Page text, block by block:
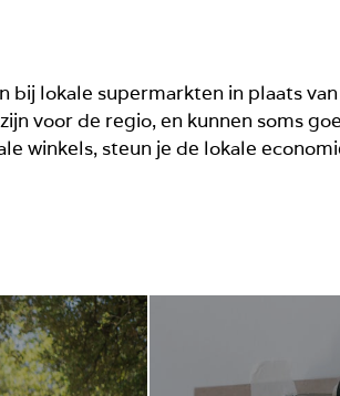
lokale supermarkten in plaats
voor de regio, en kunnen soms
winkels, steun je de lokale